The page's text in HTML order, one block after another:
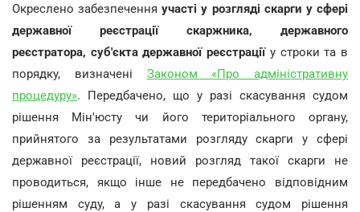
Окреслено забезпеченняучасті у розгляді скарги у сфері
державної реєстрації скаржника, державного
реєстратора, суб'єкта державної реєстраціїу строки та в
порядку, визначені Законом «Про адміністративну
процедуру». Передбачено, що у разі скасування судом
рішення Мін'юсту чи його територіального органу,
прийнятого за результатами розгляду скарги у сфері
державної реєстрації, новий розгляд такої скарги не
проводиться, якщо інше не передбачено відповідним
рішенням суду, а у разі скасування судом рішення